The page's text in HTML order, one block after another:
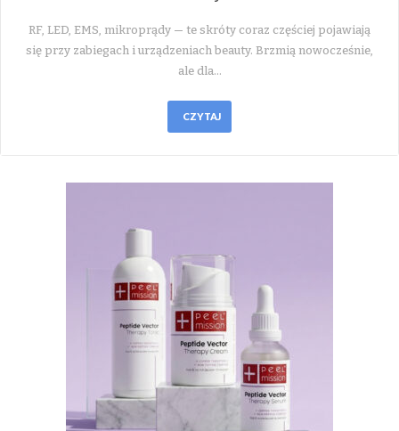
RF, LED, EMS, mikroprądy — te skróty coraz częściej pojawiają
się przy zabiegach i urządzeniach beauty. Brzmią nowocześnie,
ale dla…
CZYTAJ